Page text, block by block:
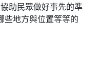
助民眾做好事先的準
些地方與位置等等的